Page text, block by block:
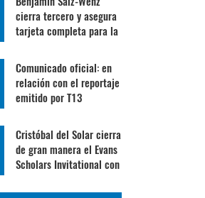
cierra tercero y asegura
tarjeta completa para la
Mexicana
Comunicado oficial: en
relación con el reportaje
emitido por T13
Cristóbal del Solar cierra
de gran manera el Evans
Scholars Invitational con